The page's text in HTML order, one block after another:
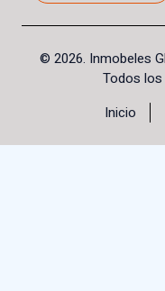
© 2026. Inmobeles
Todos
Inicio